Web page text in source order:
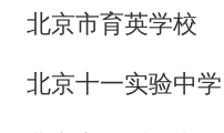
北京市育英学校
北京十一实验中学